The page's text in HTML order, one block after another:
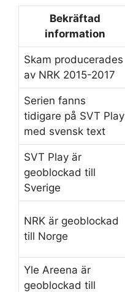
Bekräftad
information
Skam producerades
av NRK 2015-2017
Serien fanns
tidigare på SVT Play
med svensk text
SVT Play är
geoblockad till
Sverige
NRK är geoblockad
till Norge
Yle Areena är
geoblockad till